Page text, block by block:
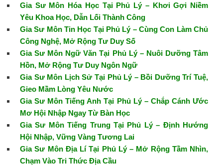
Gia Sư Môn Hóa Học Tại Phủ Lý – Khơi Gợi Niềm
Yêu Khoa Học, Dẫn Lối Thành Công
Gia Sư Môn Tin Học Tại Phủ Lý – Cùng Con Làm Chủ
Công Nghệ, Mở Rộng Tư Duy Số
Gia Sư Môn Ngữ Văn Tại Phủ Lý – Nuôi Dưỡng Tâm
Hồn, Mở Rộng Tư Duy Ngôn Ngữ
Gia Sư Môn Lịch Sử Tại Phủ Lý – Bồi Dưỡng Trí Tuệ,
Gieo Mầm Lòng Yêu Nước
Gia Sư Môn Tiếng Anh Tại Phủ Lý – Chắp Cánh Ước
Mơ Hội Nhập Ngay Từ Bàn Học
Gia Sư Môn Tiếng Trung Tại Phủ Lý – Định Hướng
Hội Nhập, Vững Vàng Tương Lai
Gia Sư Môn Địa Lí Tại Phủ Lý – Mở Rộng Tầm Nhìn,
Chạm Vào Tri Thức Địa Cầu